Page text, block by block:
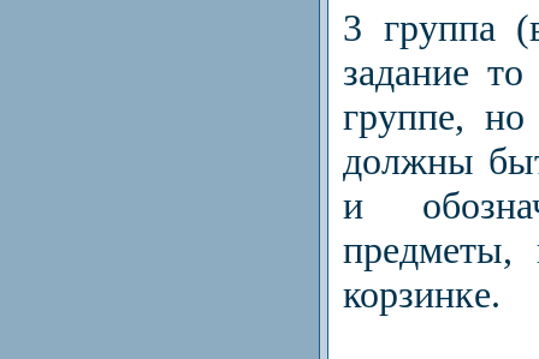
3 группа
задание
группе, но
должны
и
корзинкe.